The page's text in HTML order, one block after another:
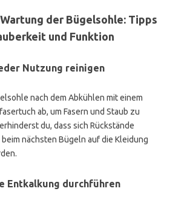
der Bügelsohle: Tipps
und Funktion
Nutzung reinigen
nach dem Abkühlen mit einem
ab, um Fasern und Staub zu
du, dass sich Rückstände
nächsten Bügeln auf die Kleidung
Entkalkung durchführen